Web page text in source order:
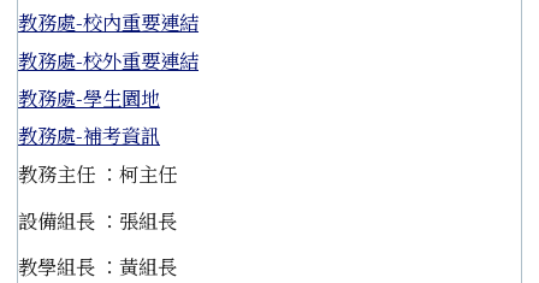
教務處-校內重要連結
教務處-校外重要連結
教務處-學生園地
教務處-補考資訊
教務主任 ：柯主任
設備組長 ：張組長
教學組長 ：黃組長